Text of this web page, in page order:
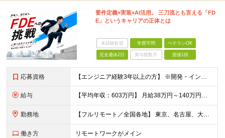
要件定義×実装×AI活用。 三刀流とも言える「FD
E」というキャリアの正体とは
未経験歓迎 学歴不問 ベテランOK
完全週休2日 賞与複数月 面接1回
応募資格 【エンジニア経験3年以上の方】 ※開発・インフラ・工程・言語一切不問 ※文理・学歴不問 【歓迎条件】 ◆Python実務経験がある方 ◆LLM・生成AIを使った開発経験がある方 ◆要件定義・顧客折衝
給与 【平均年収：603万円】 月給38万円～140万円＋諸手当（経験者） 【平均年収603万円】 ※案件の契約内容や昇給額などはすべて開示します。 ※経験や能力を考慮し決定します。 ※月給には固定残業
勤務地 【フルリモート／全国各地】 東京、名古屋、大阪、福岡を中心とした全国のプロジェクトにアサイン。 ※プロジェクトは完全選択制です。 ※フルリモート、ハイブリッド型、常駐案件から自由に選択可能です。 ※転
働き方 リモートワークがメイン